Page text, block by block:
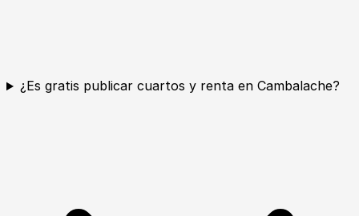
¿Es gratis publicar cuartos y renta en Cambalache?